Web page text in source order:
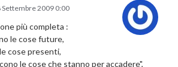
Settembre 2009 0:00
più completa :
le cose future,
cose presenti,
le cose che stanno per accadere",